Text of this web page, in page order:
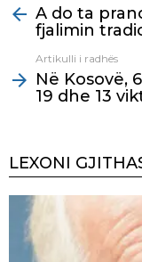
moreA do ta
fjalimin
Artikulli i radhës
Në Kosovë,
19 dhe 13
LEXONI